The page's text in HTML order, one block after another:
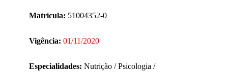
Matrícula: 51004352-0
Vigência: 01/11/2020
Especialidades: Nutrição / Psicologia /